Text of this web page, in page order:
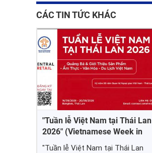
CÁC TIN TỨC KHÁC
"Tuần lễ Việt Nam tại Thái Lan
2026" (Vietnamese Week in
Thailand 2026)
"Tuần lễ Việt Nam tại Thái Lan